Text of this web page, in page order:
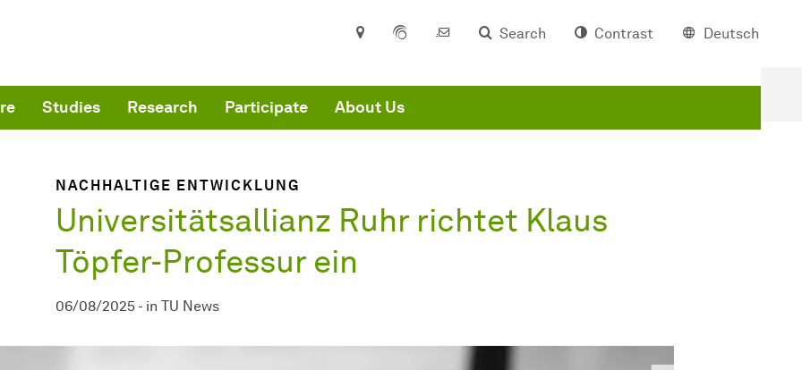
Search Contrast Deutsch
Studies Research Participate About Us
here:
NACHHALTIGE ENTWICKLUNG
Universitätsallianz Ruhr richtet Klaus
Töpfer-Professur ein
06/08/2025 - in TU News